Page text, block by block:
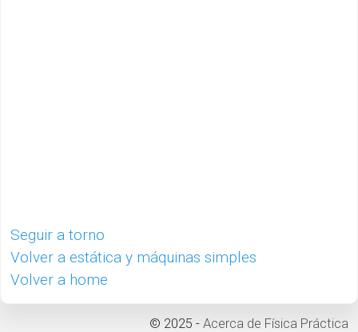
Seguir a torno
Volver a estática y máquinas simples
Volver a home
© 2025 - Acerca de Física Práctica